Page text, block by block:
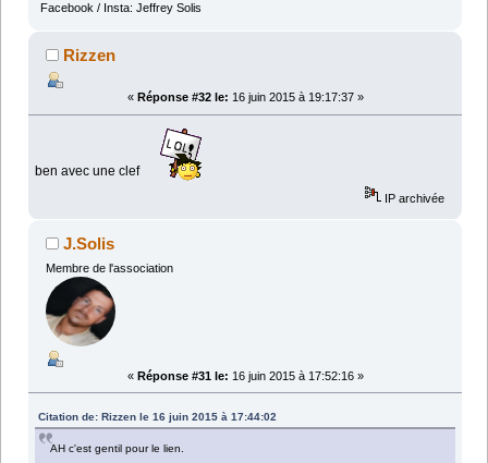
Facebook / Insta: Jeffrey Solis
Rizzen
« Réponse #32 le: 16 juin 2015 à 19:17:37 »
ben avec une clef
IP archivée
J.Solis
Membre de l'association
« Réponse #31 le: 16 juin 2015 à 17:52:16 »
Citation de: Rizzen le 16 juin 2015 à 17:44:02
AH c'est gentil pour le lien.